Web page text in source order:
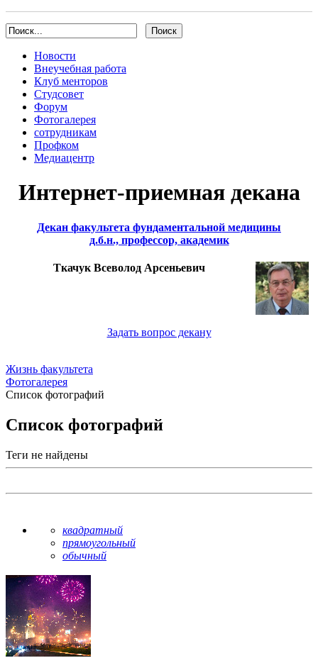
Новости
Внеучебная работа
Клуб менторов
Студсовет
Форум
Фотогалерея
сотрудникам
Профком
Медиацентр
Интернет-приемная декана
Декан факультета фундаментальной медицины
д.б.н., профессор, академик
Ткачук Всеволод Арсеньевич
Задать вопрос декану
Жизнь факультета
Фотогалерея
Список фотографий
Список фотографий
Теги не найдены
квадратный
прямоугольный
обычный